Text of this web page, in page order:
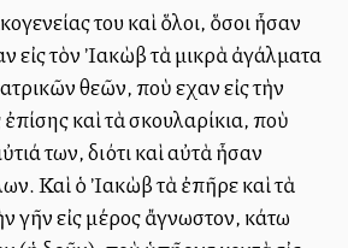
του καὶ ὅλοι, ὅσοι ἦσαν
εἰς τὸν Ἰακὼβ τὰ μικρὰ ἀγάλματα
θεῶν, ποὺ εἶχαν εἰς τὴν
καὶ τὰ σκουλαρίκια, ποὺ
των, διότι καὶ αὐτὰ ἦσαν
Καὶ ὁ Ἰακὼβ τὰ ἐπῆρε καὶ τὰ
γῆν εἰς μέρος ἄγνωστον, κάτω